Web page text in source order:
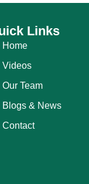
Links
Home
Videos
Our Team
Blogs & News
Contact